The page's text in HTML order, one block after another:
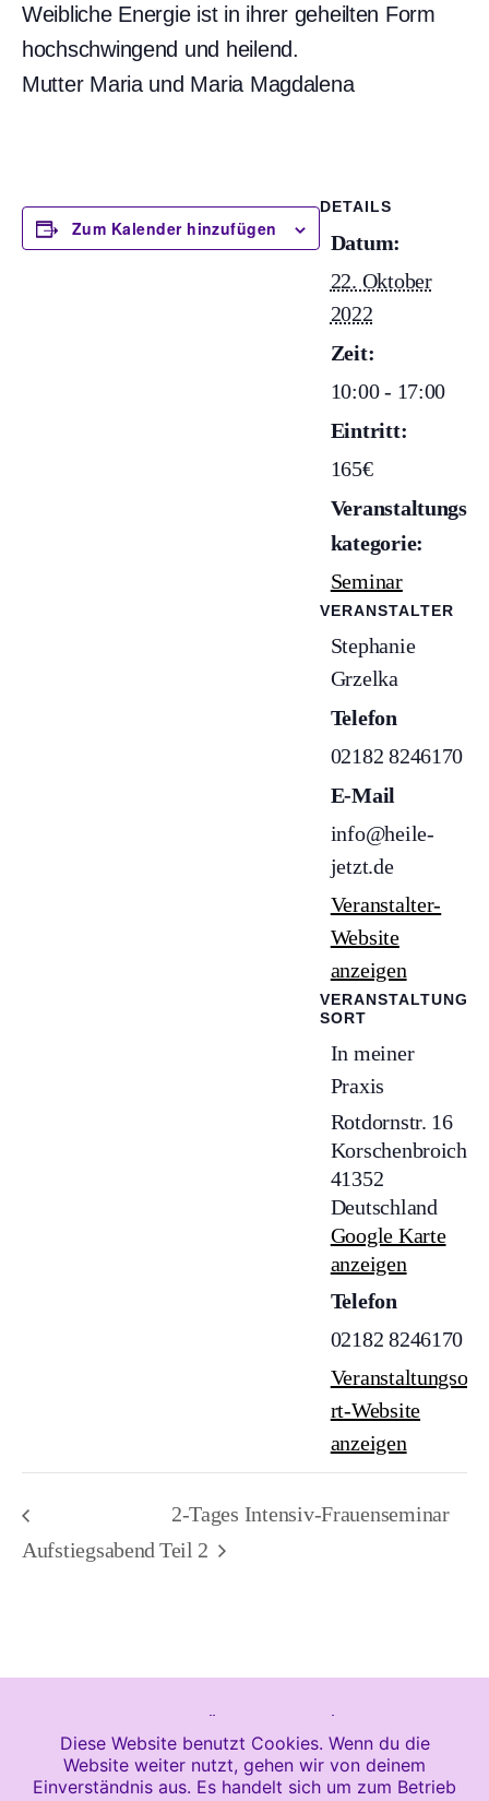
Weibliche Energie ist in ihrer geheilten Form
hochschwingend und heilend.
Mutter Maria und Maria Magdalena
Zum Kalender hinzufügen
DETAILS
Datum:
22. Oktober
2022
Zeit:
10:00 - 17:00
Eintritt:
165€
Veranstaltungs
kategorie:
Seminar
VERANSTALTUNG
SORT
In meiner
Praxis
Rotdornstr. 16
Korschenbroich
41352
Deutschland
Google Karte
anzeigen
Telefon
02182 8246170
Veranstaltungso
rt-Website
anzeigen
VERANSTALTER
Stephanie
Grzelka
Telefon
02182 8246170
E-Mail
info@heile-
jetzt.de
Veranstalter-
Website
anzeigen
Aufstiegsabend
2-Tages Intensiv-Frauenseminar
Teil 2
Heile Jetzt! Newsletter
Design und Entwicklung durchWittler
Diese Website benutzt Cookies. Wenn du die
Website weiter nutzt, gehen wir von deinem
Einverständnis aus. Es handelt sich um zum Betrieb